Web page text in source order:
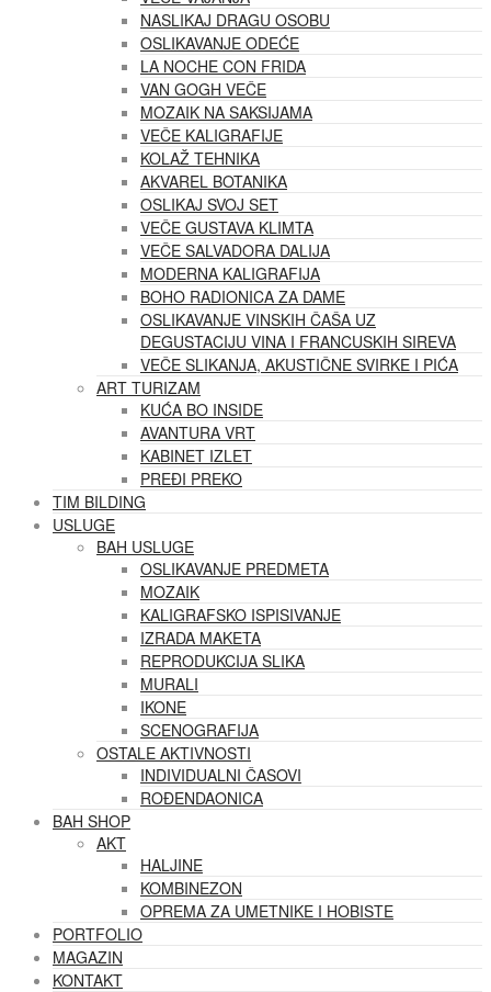
NASLIKAJ DRAGU OSOBU
OSLIKAVANJE ODEĆE
LA NOCHE CON FRIDA
VAN GOGH VEČE
MOZAIK NA SAKSIJAMA
VEČE KALIGRAFIJE
KOLAŽ TEHNIKA
AKVAREL BOTANIKA
OSLIKAJ SVOJ SET
VEČE GUSTAVA KLIMTA
VEČE SALVADORA DALIJA
MODERNA KALIGRAFIJA
BOHO RADIONICA ZA DAME
OSLIKAVANJE VINSKIH ČAŠA UZ
DEGUSTACIJU VINA I FRANCUSKIH SIREVA
VEČE SLIKANJA, AKUSTIČNE SVIRKE I PIĆA
ART TURIZAM
KUĆA BO INSIDE
AVANTURA VRT
KABINET IZLET
PREĐI PREKO
TIM BILDING
USLUGE
BAH USLUGE
OSLIKAVANJE PREDMETA
MOZAIK
KALIGRAFSKO ISPISIVANJE
IZRADA MAKETA
REPRODUKCIJA SLIKA
MURALI
IKONE
SCENOGRAFIJA
OSTALE AKTIVNOSTI
INDIVIDUALNI ČASOVI
ROĐENDAONICA
BAH SHOP
AKT
HALJINE
KOMBINEZON
OPREMA ZA UMETNIKE I HOBISTE
PORTFOLIO
MAGAZIN
KONTAKT